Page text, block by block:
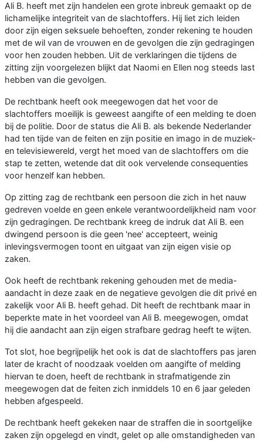
Ali B. heeft met zijn handelen een grote inbreuk gemaakt op de
lichamelijke integriteit van de slachtoffers. Hij liet zich leiden
door zijn eigen seksuele behoeften, zonder rekening te houden
met de wil van de vrouwen en de gevolgen die zijn gedragingen
voor hen zouden hebben. Uit de verklaringen die tijdens de
zitting zijn voorgelezen blijkt dat Naomi en Ellen nog steeds last
hebben van die gevolgen.
De rechtbank heeft ook meegewogen dat het voor de
slachtoffers moeilijk is geweest aangifte of een melding te doen
bij de politie. Door de status die Ali B. als bekende Nederlander
had ten tijde van de feiten en zijn positie en imago in de muziek-
en televisiewereld, vergt het moed van de slachtoffers om die
stap te zetten, wetende dat dit ook vervelende consequenties
voor henzelf kan hebben.
Op zitting zag de rechtbank een persoon die zich in het nauw
gedreven voelde en geen enkele verantwoordelijkheid nam voor
zijn gedragingen. De rechtbank kreeg de indruk dat Ali B. een
dwingend persoon is die geen 'nee' accepteert, weinig
inlevingsvermogen toont en uitgaat van zijn eigen visie op
zaken.
Ook heeft de rechtbank rekening gehouden met de media-
aandacht in deze zaak en de negatieve gevolgen die dit privé en
zakelijk voor Ali B. heeft gehad. Dit heeft de rechtbank maar in
beperkte mate in het voordeel van Ali B. meegewogen, omdat
hij die aandacht aan zijn eigen strafbare gedrag heeft te wijten.
Tot slot, hoe begrijpelijk het ook is dat de slachtoffers pas jaren
later de kracht of noodzaak voelden om aangifte of melding
hiervan te doen, heeft de rechtbank in strafmatigende zin
meegewogen dat de feiten zich inmiddels 10 en 6 jaar geleden
hebben afgespeeld.
De rechtbank heeft gekeken naar de straffen die in soortgelijke
zaken zijn opgelegd en vindt, gelet op alle omstandigheden van